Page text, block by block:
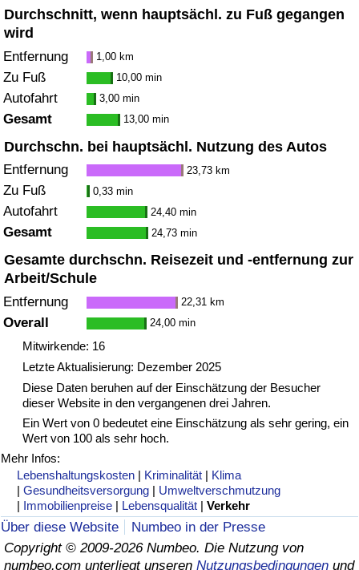
Durchschnitt, wenn hauptsächl. zu Fuß gegangen
wird
Entfernung 1,00 km
Zu Fuß 10,00 min
Autofahrt 3,00 min
Gesamt 13,00 min
Durchschn. bei hauptsächl. Nutzung des Autos
Entfernung 23,73 km
Zu Fuß 0,33 min
Autofahrt 24,40 min
Gesamt 24,73 min
Gesamte durchschn. Reisezeit und -entfernung zur
Arbeit/Schule
Entfernung 22,31 km
Overall 24,00 min
Mitwirkende: 16
Letzte Aktualisierung: Dezember 2025
Diese Daten beruhen auf der Einschätzung der Besucher
dieser Website in den vergangenen drei Jahren.
Ein Wert von 0 bedeutet eine Einschätzung als sehr gering, ein
Wert von 100 als sehr hoch.
Mehr Infos:
Lebenshaltungskosten | Kriminalität | Klima
|Gesundheitsversorgung | Umweltverschmutzung
| Immobilienpreise | Lebensqualität |Verkehr
Über diese Website
Numbeo in der Presse
Copyright © 2009-2026 Numbeo. Die Nutzung von
numbeo.com unterliegt unseren Nutzungsbedingungen und
Umweltverschmutzungs-Index (aktuell)
Verschmutzungsindex
Umweltverschmutzungs-Index nach Land
Verkehr
Verkehrs-Index nach Land